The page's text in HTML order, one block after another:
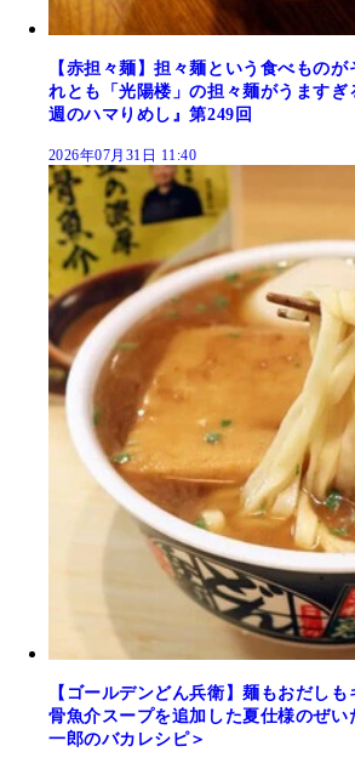
【赤担々麺】担々麺という食べもの
れとも「光陽楼」の担々麺がうます
週のハマりめし』第249回
2026年07月31日 11:40
【ゴールデンどん兵衛】麺もおだし
骨魚介スープを追加した夏仕様のぜ
一郎のバカレシピ＞